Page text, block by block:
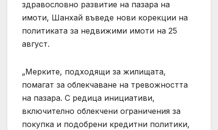
здравословно развитие на пазара на
имоти, Шанхай въведе нови корекции на
политиката за недвижими имоти на 25
август.
„Мерките, подходящи за жилищата,
помагат за облекчаване на тревожността
на пазара. С редица инициативи,
включително облекчени ограничения за
покупка и подобрени кредитни политики,